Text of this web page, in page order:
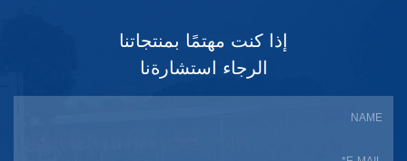
إذا كنت مهتمًا بمنتجاتنا
الرجاء استشارةنا